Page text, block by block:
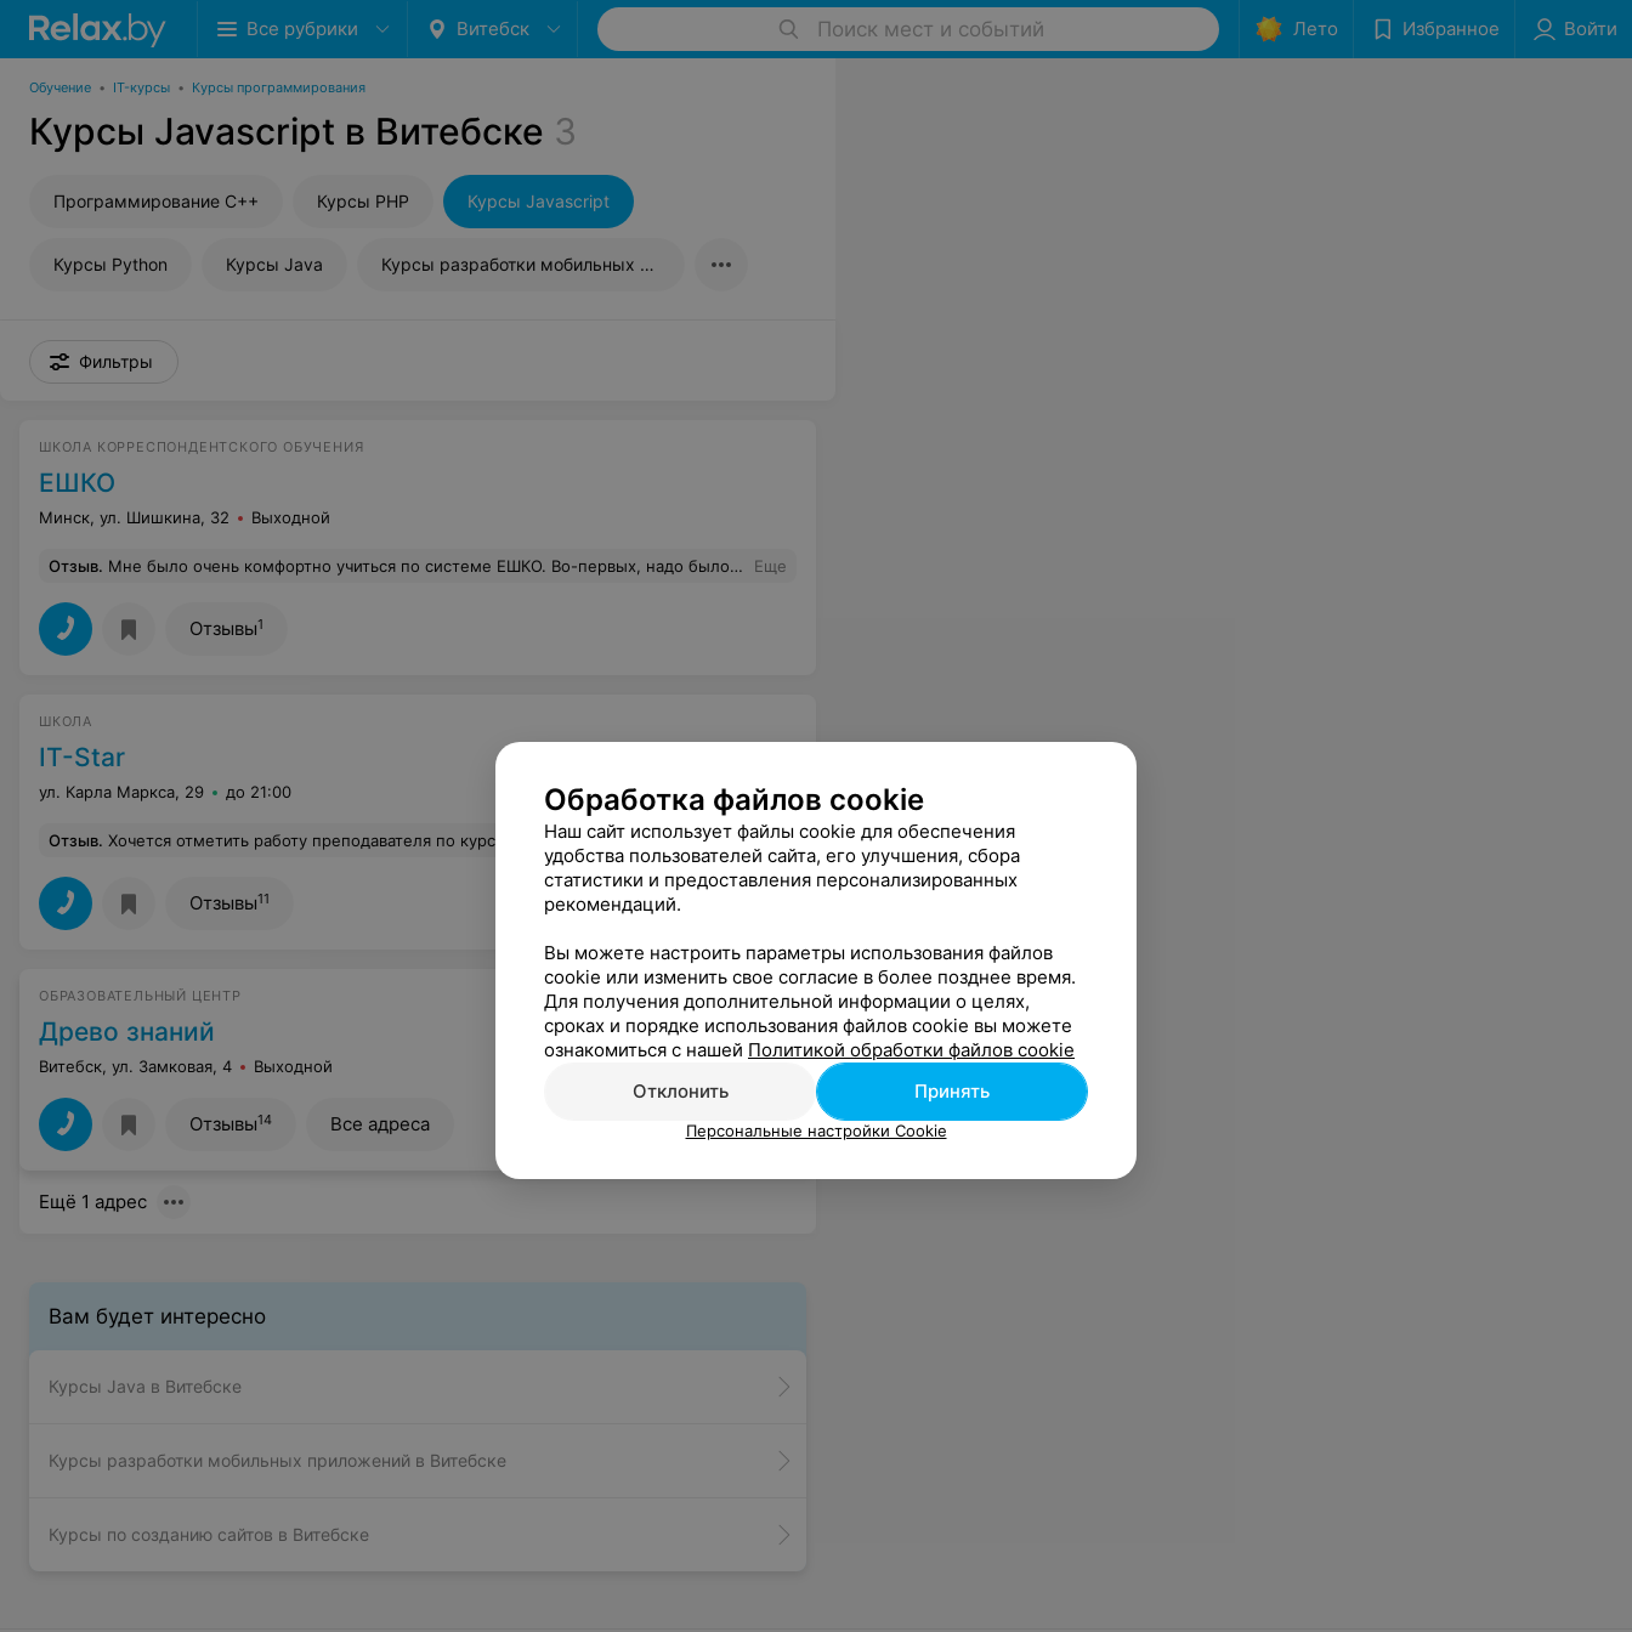
Все рубрики Витебск Поиск мест и событий Лето Избранное Войти
Обучение • IT-курсы • Курсы программирования
Курсы Javascript в Витебске 3
Программирование С++ Курсы PHP Курсы Javascript
Курсы Python Курсы Java Курсы разработки мобильных приложений
Фильтры
ШКОЛА КОРРЕСПОНДЕНТСКОГО ОБУЧЕНИЯ
ЕШКО
Минск, ул. Шишкина, 32 Выходной
Отзыв. Мне было очень комфортно учиться по системе ЕШКО. Во-первых, надо было срочно освоить азы польского и времени ждать "когда группа соберется" у меня не было. Во-вторых, очень доступно и интересно изложен материал (польский - мой 3й иностранный , так что есть с чем сравнивать). В-третьих. понравилась работа с удаленным преподавателем. Очень современный подход. Еще
Отзывы1
ШКОЛА
IT-Star
ул. Карла Маркса, 29 до 21:00
Отзыв. Хочется отметить работу преподавателя по курсам CorelDrow и Photoshop. Благодаря ей, трехчасовые вечерние занятия, проходили на одном дыхании. Очень много нужной и полезной информации, огромное количество практики. Я пришел на занятия "с ноля", но все было понятно и доступно. На все вопросы были получены ответы. Алина дала очень много, думаю, кто хотел, тот взял. Спасибо курсам "Лидер"! Еще
Отзывы11
ОБРАЗОВАТЕЛЬНЫЙ ЦЕНТР
Древо знаний
Витебск, ул. Замковая, 4 Выходной
Отзывы14 Все адреса
Ещё 1 адрес
Вам будет интересно
Курсы Java в Витебске
Курсы разработки мобильных приложений в Витебске
Курсы по созданию сайтов в Витебске
Обработка файлов cookie
Наш сайт использует файлы cookie для обеспечения
удобства пользователей сайта, его улучшения, сбора
статистики и предоставления персонализированных
рекомендаций.
Вы можете настроить параметры использования файлов
cookie или изменить свое согласие в более позднее время.
Для получения дополнительной информации о целях,
сроках и порядке использования файлов cookie вы можете
ознакомиться с нашей Политикой обработки файлов cookie
Отклонить
Принять
Персональные настройки Cookie